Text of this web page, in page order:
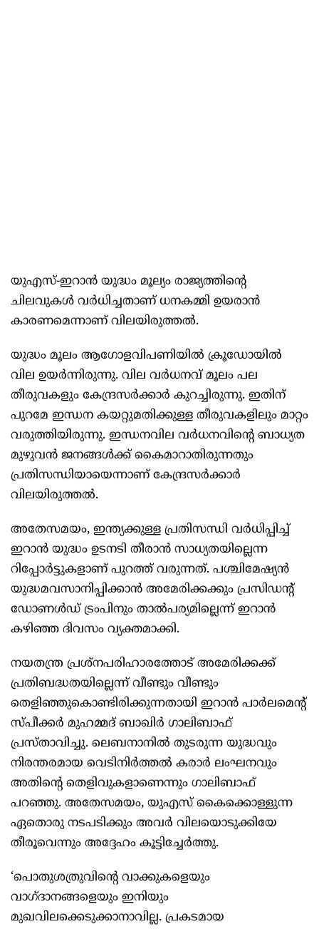
യുഎസ്-ഇറാന്‍ യുദ്ധം മൂല്യം രാജ്യത്തിന്റെ
ചിലവുകള്‍ വര്‍ധിച്ചതാണ് ധനകമ്മി ഉയരാന്‍
കാരണമെന്നാണ് വിലയിരുത്തല്‍.
യുദ്ധം മൂലം ആഗോളവിപണിയില്‍ ക്രൂഡോയില്‍
വില ഉയര്‍ന്നിരുന്നു. വില വര്‍ധനവ് മൂലം പല
തീരുവകളും കേന്ദ്രസര്‍ക്കാര്‍ കുറച്ചിരുന്നു. ഇതിന്
പുറമേ ഇന്ധന കയറ്റുമതിക്കുള്ള തീരുവകളിലും മാറ്റം
വരുത്തിയിരുന്നു. ഇന്ധനവില വര്‍ധനവിന്റെ ബാധ്യത
മുഴുവന്‍ ജനങ്ങള്‍ക്ക് കൈമാറാതിരുന്നതും
പ്രതിസന്ധിയായെന്നാണ് കേന്ദ്രസര്‍ക്കാര്‍
വിലയിരുത്തല്‍.
അതേസമയം, ഇന്ത്യക്കുള്ള പ്രതിസന്ധി വര്‍ധിപ്പിച്ച്
ഇറാന്‍ യുദ്ധം ഉടനടി തീരാന്‍ സാധ്യതയില്ലെന്ന
റിപ്പോര്‍ട്ടുകളാണ് പുറത്ത് വരുന്നത്. പശ്ചിമേഷ്യന്‍
യുദ്ധമവസാനിപ്പിക്കാന്‍ അമേരിക്കക്കും പ്രസിഡന്റ്
ഡോണള്‍ഡ് ട്രംപിനും താല്‍പര്യമില്ലെന്ന് ഇറാന്‍
കഴിഞ്ഞ ദിവസം വ്യക്തമാക്കി.
നയതന്ത്ര പ്രശ്‌നപരിഹാരത്തോട് അമേരിക്കക്ക്
പ്രതിബദ്ധതയില്ലെന്ന് വീണ്ടും വീണ്ടും
തെളിഞ്ഞുകൊണ്ടിരിക്കുന്നതായി ഇറാന്‍ പാര്‍ലമെന്റ്
സ്പീക്കര്‍ മുഹമ്മദ് ബാഖിര്‍ ഗാലിബാഫ്
പ്രസ്താവിച്ചു. ലെബനാനില്‍ തുടരുന്ന യുദ്ധവും
നിരന്തരമായ വെടിനിര്‍ത്തല്‍ കരാര്‍ ലംഘനവും
അതിന്റെ തെളിവുകളാണെന്നും ഗാലിബാഫ്
പറഞ്ഞു. അതേസമയം, യുഎസ് കൈക്കൊള്ളുന്ന
ഏതൊരു നടപടിക്കും അവര്‍ വിലയൊടുക്കിയേ
തീരൂവെന്നും അദ്ദേഹം കൂട്ടിച്ചേര്‍ത്തു.
‘പൊതുശത്രുവിന്റെ വാക്കുകളെയും
വാഗ്ദാനങ്ങളെയും ഇനിയും
മുഖവിലക്കെടുക്കാനാവില്ല. പ്രകടമായ